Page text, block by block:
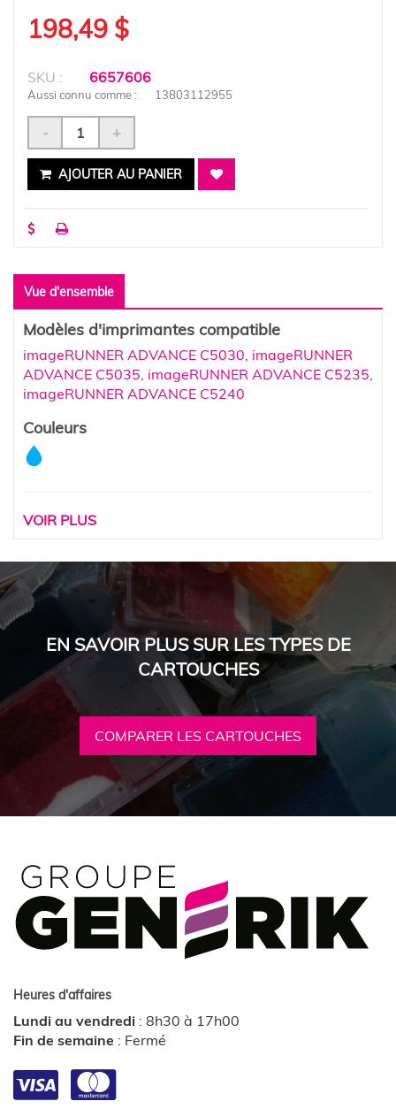
198,49 $
SKU : 6657606
Aussi connu comme : 13803112955
- +
AJOUTER AU PANIER
Vue d'ensemble
Modèles d'imprimantes compatible
imageRUNNER ADVANCE C5030 imageRUNNER
ADVANCE C5035 imageRUNNER ADVANCE C5235
imageRUNNER ADVANCE C5240
Couleurs
VOIR PLUS
EN SAVOIR PLUS SUR LES TYPES DE
CARTOUCHES
COMPARER LES CARTOUCHES
Heures d'affaires
Lundi au vendredi : 8h30 à 17h00
Fin de semaine : Fermé